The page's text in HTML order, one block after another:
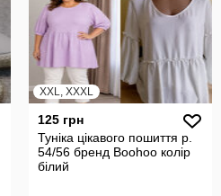
XXL, XXXL
125 грн
Туніка цікавого пошиття р.
54/56 бренд Boohoo колір
білий